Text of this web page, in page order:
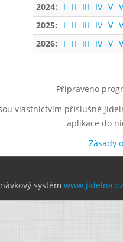
2024:
I II III IV V
2025:
I II III IV V
2026:
I II III IV V
Připraveno
vlastnictvím příslušné
aplikace do
Zásady
systém www.jidelna.cz